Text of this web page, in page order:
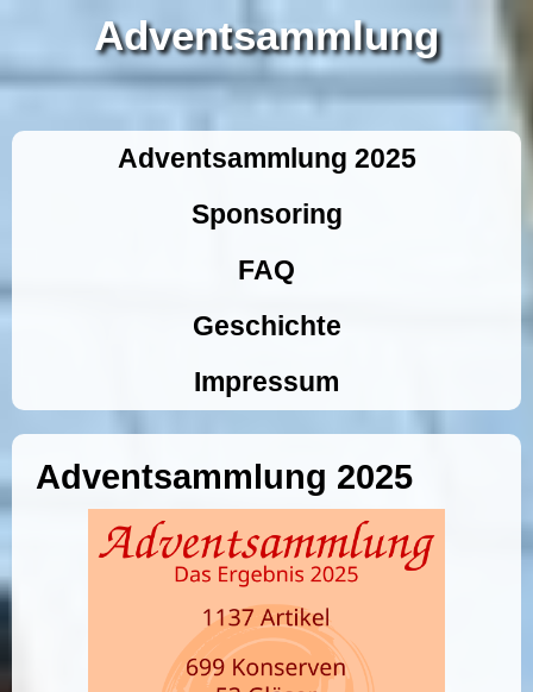
Adventsammlung
Adventsammlung 2025
Sponsoring
FAQ
Geschichte
Impressum
Adventsammlung 2025